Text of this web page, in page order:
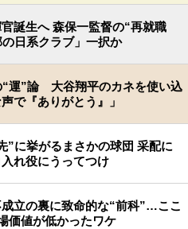
誕生へ 森保一監督の“再就職
日系クラブ」一択か
“運”論 大谷翔平のカネを使い込
で『ありがとう』」
”に挙がるまさかの球団 采配に
れ役にうってつけ
立の裏に致命的な“前科”…ここ
価値が低かったワケ